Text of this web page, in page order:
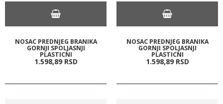
NOSAC PREDNJEG BRANIKA
GORNJI SPOLJASNJI
PLASTICNI
1.598,89 RSD
NOSAC PREDNJEG BRANIKA
GORNJI SPOLJASNJI
PLASTICNI
1.598,89 RSD